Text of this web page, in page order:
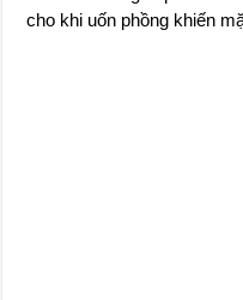
cho khi uốn phồng khiến